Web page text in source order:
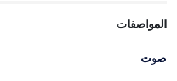
المواصفات
صوت